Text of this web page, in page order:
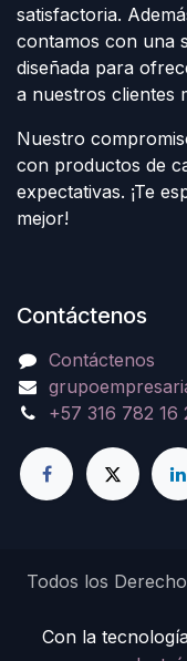
satisfactoria.
contamos con una
diseñada para
a nuestros clientes
Nuestro
con productos de
expectativas. ¡Te
mejor!
Contáctenos
Contáctenos
+57 316 782 16
Todos los
Con la